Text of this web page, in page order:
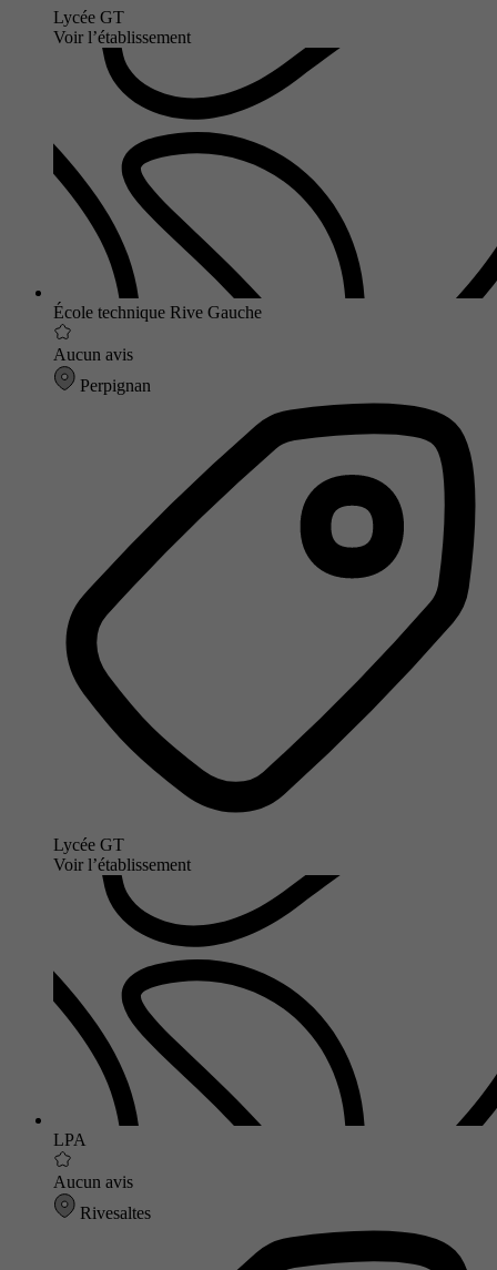
Lycée GT
Voir l’établissement
École technique Rive Gauche
Aucun avis
Perpignan
Lycée GT
Voir l’établissement
LPA
Aucun avis
Rivesaltes